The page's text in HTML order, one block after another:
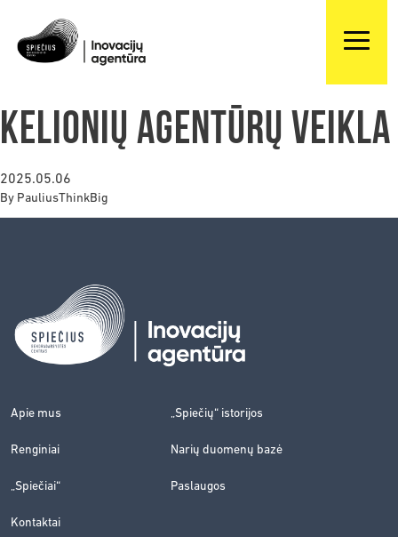
Kelionių agentūrų veikla
2025.05.06
By PauliusThinkBig
Apie mus „Spiečių“ istorijos
Renginiai Narių duomenų bazė
„Spiečiai“ Paslaugos
Kontaktai